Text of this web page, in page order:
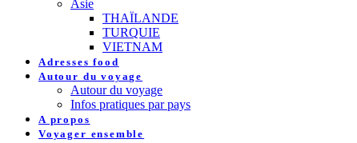
Asie
THAÏLANDE
TURQUIE
VIETNAM
Adresses food
Autour du voyage
Autour du voyage
Infos pratiques par pays
A propos
Voyager ensemble